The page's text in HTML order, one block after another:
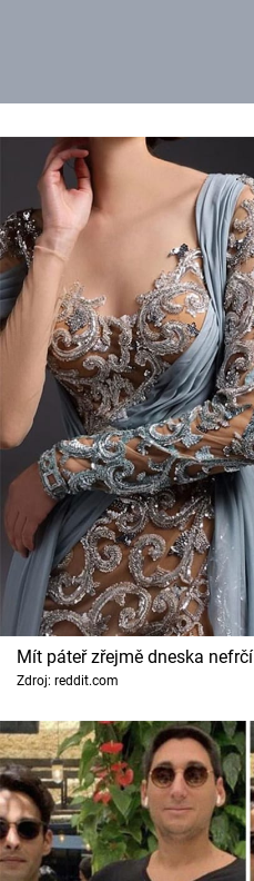
Mít páteř zřejmě dneska nefrčí
Zdroj: reddit.com